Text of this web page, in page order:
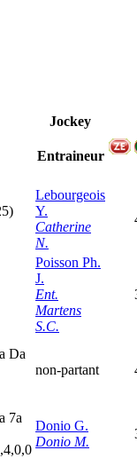
Jockey
Entraineur
Lebourgeois
Y.
Catherine
N.
Poisson Ph.
J.
Ent.
Martens
S.C.
a Da
non-partant
a 7a
Donio G.
Donio M.